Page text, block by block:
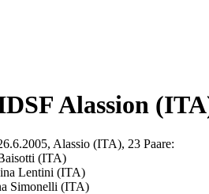
Alassion
Alassio (ITA), 23 Paare:
(ITA)
Lentini (ITA)
Simonelli (ITA)